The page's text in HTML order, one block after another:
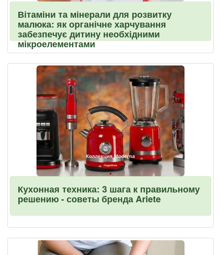
Вітаміни та мінерали для розвитку
малюка: як органічне харчування
забезпечує дитину необхідними
мікроелементами
Кухонная техника: 3 шага к правильному
решению - советы бренда Ariete